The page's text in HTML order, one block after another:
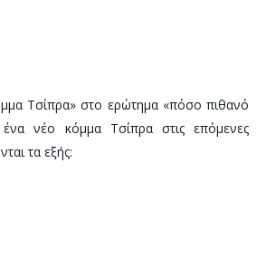
Τσίπρα» στο ερώτημα «πόσο πιθανό
νέο κόμμα Τσίπρα στις επόμενες
τα εξής: